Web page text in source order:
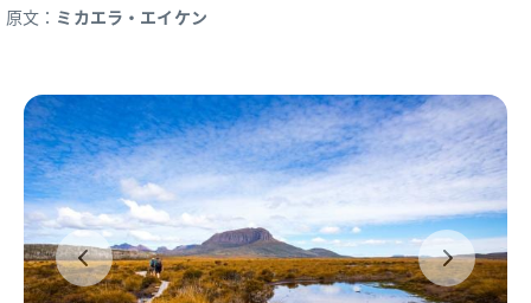
原文： ミカエラ・エイケン